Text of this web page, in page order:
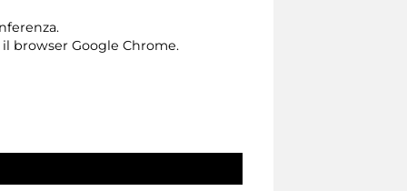
il browser Google Chrome.